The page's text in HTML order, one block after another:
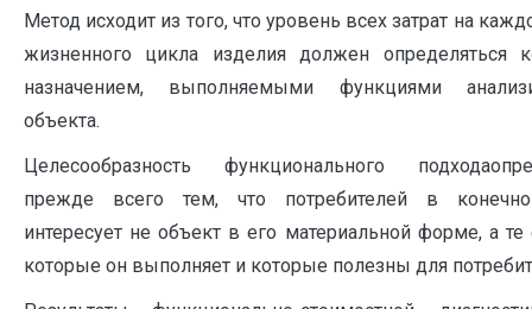
Метод исходит из того, что уровень всех затрат на
жизненного цикла изделия должен определяться
назначением, выполняемыми функциями
объекта.
Целесообразность функционального
прежде всего тем, что потребителей в
интересует не объект в его материальной форме, а те
которые он выполняет и которые полезны для